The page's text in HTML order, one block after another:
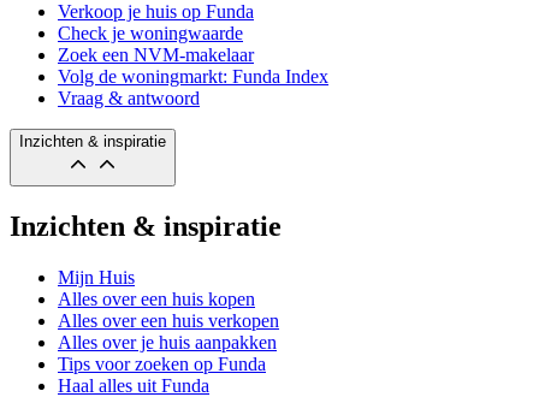
Verkoop je huis op Funda
Check je woningwaarde
Zoek een NVM-makelaar
Volg de woningmarkt: Funda Index
Vraag & antwoord
Inzichten & inspiratie
Inzichten & inspiratie
Mijn Huis
Alles over een huis kopen
Alles over een huis verkopen
Alles over je huis aanpakken
Tips voor zoeken op Funda
Haal alles uit Funda